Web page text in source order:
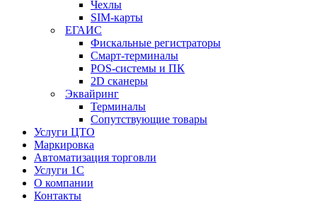
Чехлы
SIM-карты
ЕГАИС
Фискальные регистраторы
Смарт-терминалы
POS-системы и ПК
2D сканеры
Эквайринг
Терминалы
Сопутствующие товары
Услуги ЦТО
Маркировка
Автоматизация торговли
Услуги 1С
О компании
Контакты